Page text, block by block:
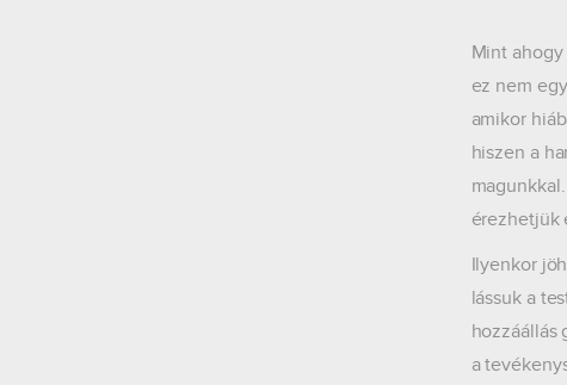
Mint
ez nem
amikor
hiszen a
érezhetjük
Ilyenkor
lássuk a
hozzáállás
a